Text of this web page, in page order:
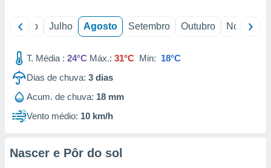
1199
Junho Julho Agosto Setembro Outubro Novembro
T. Média : 24°C Máx.: 31°C Min: 18°C
Dias de chuva: 3 dias
Acum. de chuva: 18 mm
Vento médio: 10 km/h
Nascer e Pôr do sol